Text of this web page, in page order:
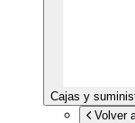
Cajas y
Volver